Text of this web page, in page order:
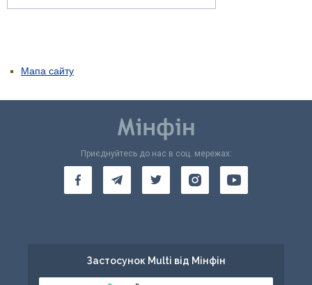
Мапа сайту
Приєднуйтесь до нас в соц. мережах:
Застосунок Multi від Мінфін